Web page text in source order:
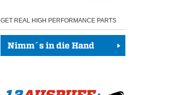
GET REAL HIGH PERFORMANCE PARTS
Nimm´s in die Hand